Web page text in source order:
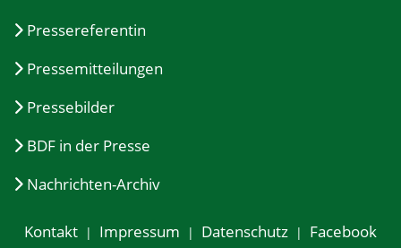
Pressereferentin
Pressemitteilungen
Pressebilder
BDF in der Presse
Nachrichten-Archiv
Kontakt Impressum Datenschutz Facebook